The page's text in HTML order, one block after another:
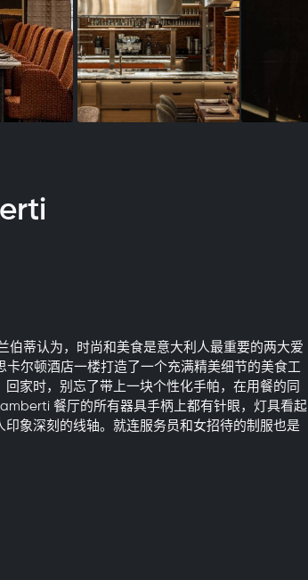
伯蒂认为，时尚和美食是意大利人最重要的两大爱
尔顿酒店一楼打造了一个充满精美细节的美食工
家时，别忘了带上一块个性化手帕，在用餐的同
餐厅的所有器具手柄上都有针眼，灯具看起
象深刻的线轴。就连服务员和女招待的制服也是